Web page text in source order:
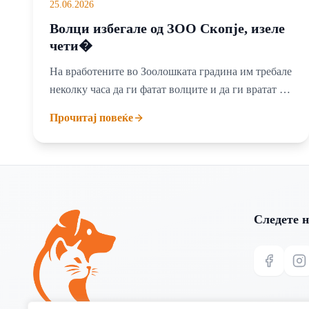
25.06.2026
Волци избегале од ЗОО Скопје, изеле
чети�
На вработените во Зоолошката градина им требале
неколку часа да ги фатат волците и да ги вратат во
Прочитај повеќе
Следете